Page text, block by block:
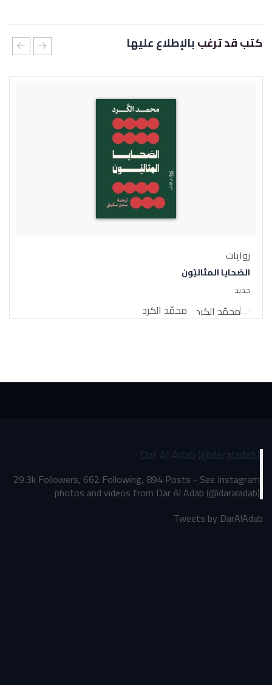
كتب قد ترغببالإطلاع عليها
روايات
الضحايا المثاليّون
جديد
محمّد الكرد
Dar Al Adab (@daraladab)
29.3k Followers, 662 Following, 894 Posts - See Instagram
photos and videos from Dar Al Adab (@daraladab)
Tweets by DarAlAdab